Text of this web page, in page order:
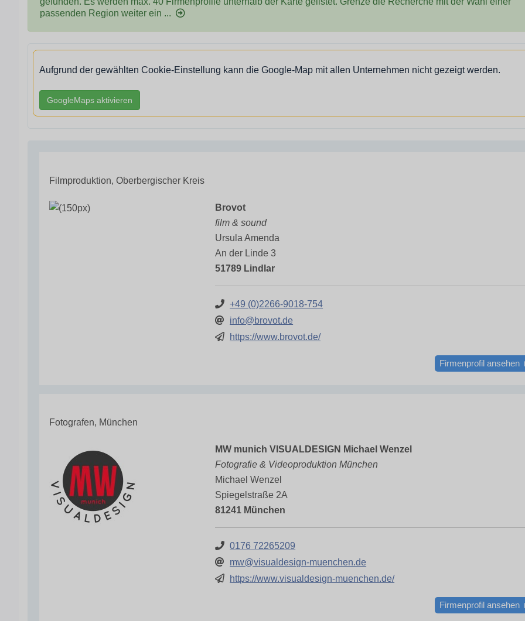
passenden Region weiter ein ...
Aufgrund der gewählten Cookie-Einstellung kann die Google-Map mit allen Unternehmen nicht gezeigt werden.
GoogleMaps aktivieren
Filmproduktion, Oberbergischer Kreis
Brovot
film & sound
Ursula Amenda
An der Linde 3
51789 Lindlar
+49 (0)2266-9018-754
info@brovot.de
https://www.brovot.de/
Firmenprofil ansehen
Fotografen, München
MW munich VISUALDESIGN Michael Wenzel
Fotografie & Videoproduktion München
Michael Wenzel
Spiegelstraße 2A
81241 München
0176 72265209
mw@visualdesign-muenchen.de
https://www.visualdesign-muenchen.de/
Firmenprofil ansehen